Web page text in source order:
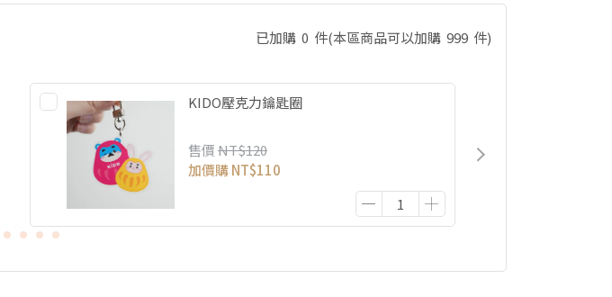
已加購 0 件(本區商品可以加購 999 件)
KIDO壓克力鑰匙圈
售價NT$120
加價購NT$110